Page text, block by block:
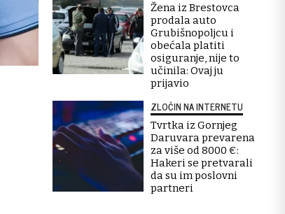
Žena iz Brestovca
prodala auto
Grubišnopoljcu i
obećala platiti
osiguranje, nije to
učinila: Ovaj ju
prijavio
ZLOČIN NA INTERNETU
Tvrtka iz Gornjeg
Daruvara prevarena
za više od 8000 €:
Hakeri se pretvarali
da su im poslovni
partneri